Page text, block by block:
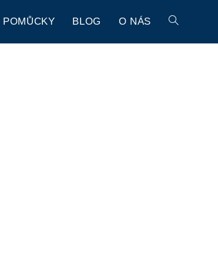
POMŮCKY BLOG O NÁS